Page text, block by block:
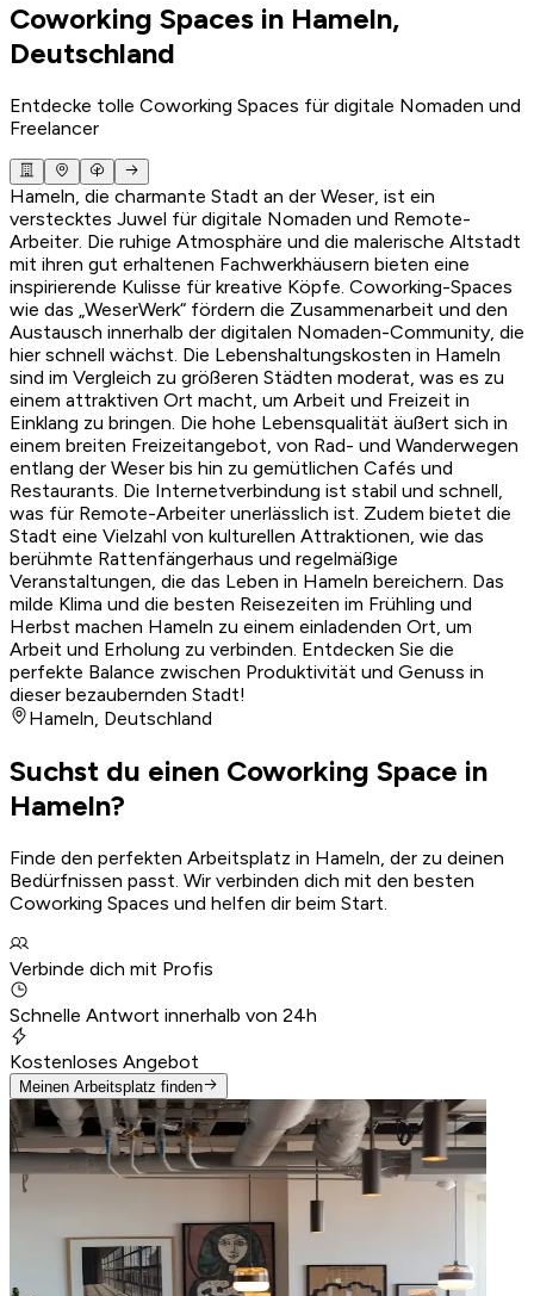
Coworking Spaces in Hameln,
Deutschland
Entdecke tolle Coworking Spaces für digitale Nomaden und
Freelancer
Hameln, die charmante Stadt an der Weser, ist ein
verstecktes Juwel für digitale Nomaden und Remote-
Arbeiter. Die ruhige Atmosphäre und die malerische Altstadt
mit ihren gut erhaltenen Fachwerkhäusern bieten eine
inspirierende Kulisse für kreative Köpfe. Coworking-Spaces
wie das „WeserWerk“ fördern die Zusammenarbeit und den
Austausch innerhalb der digitalen Nomaden-Community, die
hier schnell wächst. Die Lebenshaltungskosten in Hameln
sind im Vergleich zu größeren Städten moderat, was es zu
einem attraktiven Ort macht, um Arbeit und Freizeit in
Einklang zu bringen. Die hohe Lebensqualität äußert sich in
einem breiten Freizeitangebot, von Rad- und Wanderwegen
entlang der Weser bis hin zu gemütlichen Cafés und
Restaurants. Die Internetverbindung ist stabil und schnell,
was für Remote-Arbeiter unerlässlich ist. Zudem bietet die
Stadt eine Vielzahl von kulturellen Attraktionen, wie das
berühmte Rattenfängerhaus und regelmäßige
Veranstaltungen, die das Leben in Hameln bereichern. Das
milde Klima und die besten Reisezeiten im Frühling und
Herbst machen Hameln zu einem einladenden Ort, um
Arbeit und Erholung zu verbinden. Entdecken Sie die
perfekte Balance zwischen Produktivität und Genuss in
dieser bezaubernden Stadt!
Hameln, Deutschland
Suchst du einen Coworking Space in
Hameln?
Finde den perfekten Arbeitsplatz in Hameln, der zu deinen
Bedürfnissen passt. Wir verbinden dich mit den besten
Coworking Spaces und helfen dir beim Start.
Verbinde dich mit Profis
Schnelle Antwort innerhalb von 24h
Kostenloses Angebot
Meinen Arbeitsplatz finden